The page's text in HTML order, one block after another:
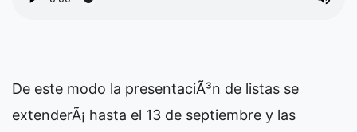
De este modo la presentaciÃ³n de listas se
extenderÃ¡ hasta el 13 de septiembre y las